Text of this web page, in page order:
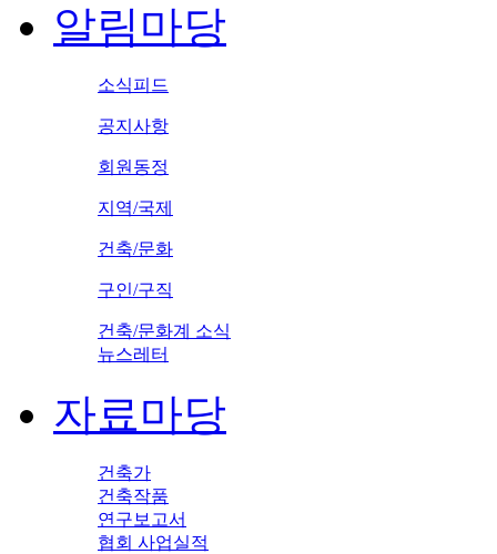
알림마당
소식피드
공지사항
회원동정
지역/국제
건축/문화
구인/구직
건축/문화계 소식
뉴스레터
자료마당
건축가
건축작품
연구보고서
협회 사업실적